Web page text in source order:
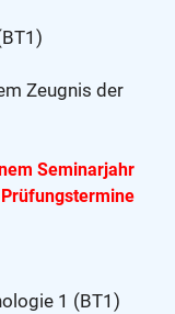
Zeugnis der
Seminarjahr
1 (BT1)